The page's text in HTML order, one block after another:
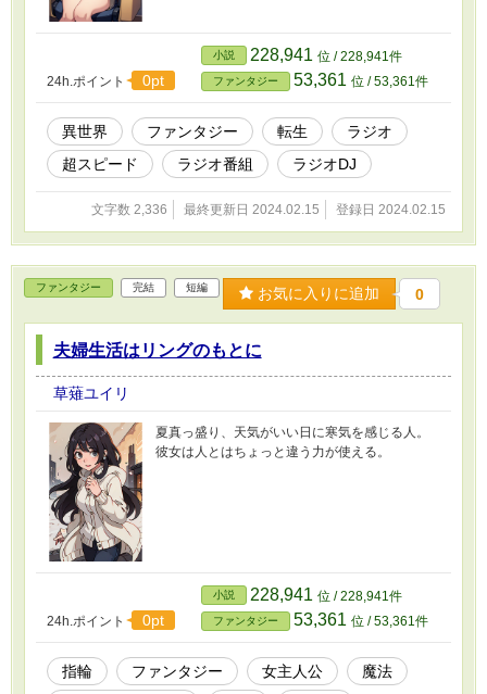
24h.ポイント 0pt
小説 228,941 位 / 228,941件
ファンタジー 53,361 位 / 53,361件
異世界 ファンタジー 転生
ラジオ
超スピード
ラジオ番組 ラジオDJ
文字数 2,336 最終更新日 2024.02.15 登録日 2024.02.15
ファンタジー 完結 短編 お気に入りに追加 0
夫婦生活はリングのもとに
草薙ユイリ
夏真っ盛り、天気がいい日に寒気を感じる人。
彼女は人とはちょっと違う力が使える。
24h.ポイント 0pt
小説 228,941 位 / 228,941件
ファンタジー 53,361 位 / 53,361件
指輪 ファンタジー 女主人公
魔法